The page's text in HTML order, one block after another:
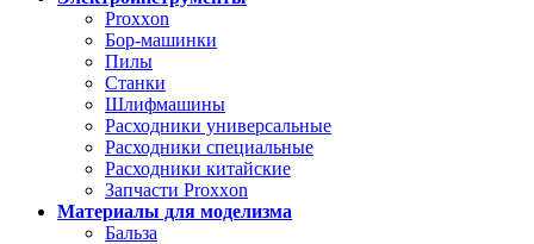
Proxxon
Бор-машинки
Пилы
Станки
Шлифмашины
Расходники универсальные
Расходники специальные
Расходники китайские
Запчасти Proxxon
Материалы для моделизма
Бальза